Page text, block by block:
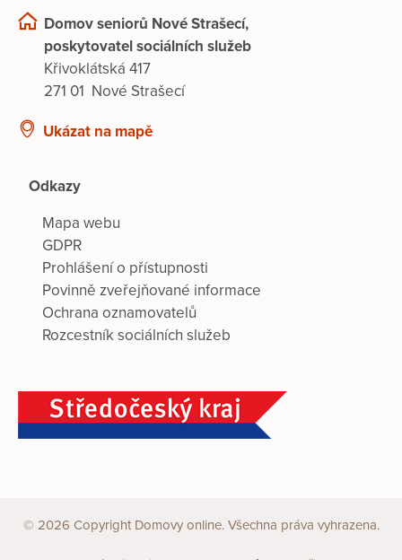
Domov seniorů Nové Strašecí,
poskytovatel sociálních služeb
Křivoklátská 417
271 01 Nové Strašecí
Ukázat na mapě
Odkazy
Mapa webu
GDPR
Prohlášení o přístupnosti
Povinně zveřejňované informace
Ochrana oznamovatelů
Rozcestník sociálních služeb
© 2026 Copyright Domovy online. Všechna práva vyhrazena.